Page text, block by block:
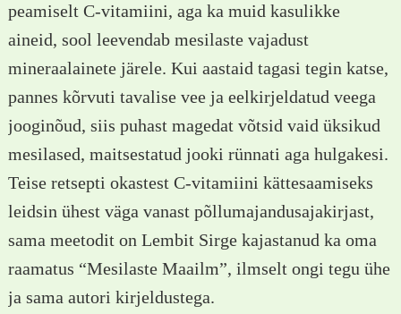
peamiselt C-vitamiini, aga ka muid kasulikke
aineid, sool leevendab mesilaste vajadust
mineraalainete järele. Kui aastaid tagasi tegin katse,
pannes kõrvuti tavalise vee ja eelkirjeldatud veega
jooginõud, siis puhast magedat võtsid vaid üksikud
mesilased, maitsestatud jooki rünnati aga hulgakesi.
Teise retsepti okastest C-vitamiini kättesaamiseks
leidsin ühest väga vanast põllumajandusajakirjast,
sama meetodit on Lembit Sirge kajastanud ka oma
raamatus “Mesilaste Maailm”, ilmselt ongi tegu ühe
ja sama autori kirjeldustega.